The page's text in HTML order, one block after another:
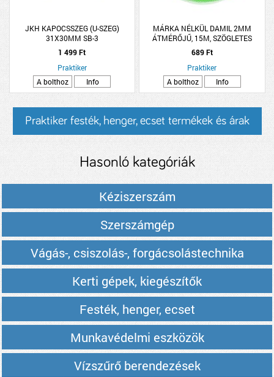
JKH KAPOCSSZEG (U-SZEG)
31X30MM SB-3
1 499 Ft
Praktiker
A bolthoz
Info
MÁRKA NÉLKÜL DAMIL 2MM
ÁTMÉRŐJŰ, 15M, SZÖGLETES
PROFILÚ, BLISZTERES, FŰKASZÁHOZ
689 Ft
Praktiker
A bolthoz
Info
Praktiker festék, henger, ecset termékek és árak
Hasonló kategóriák
Kéziszerszám
Szerszámgép
Vágás-, csiszolás-, forgácsolástechnika
Kerti gépek, kiegészítők
Festék, henger, ecset
Munkavédelmi eszközök
Vízszűrő berendezések